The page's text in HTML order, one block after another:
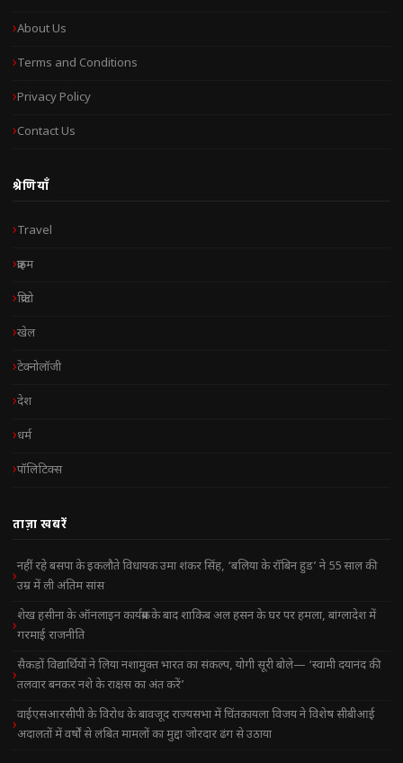
About Us
Terms and Conditions
Privacy Policy
Contact Us
श्रेणियाँ
Travel
क्राइम
क्रिप्टो
खेल
टेक्नोलॉजी
देश
धर्म
पॉलिटिक्स
ताज़ा खबरें
नहीं रहे बसपा के इकलौते विधायक उमा शंकर सिंह, ‘बलिया के रॉबिन हुड’ ने 55 साल की
उम्र में ली अंतिम सांस
शेख हसीना के ऑनलाइन कार्यक्रम के बाद शाकिब अल हसन के घर पर हमला, बांग्लादेश में
गरमाई राजनीति
सैकड़ों विद्यार्थियों ने लिया नशामुक्त भारत का संकल्प, योगी सूरी बोले— ‘स्वामी दयानंद की
तलवार बनकर नशे के राक्षस का अंत करें’
वाईएसआरसीपी के विरोध के बावजूद राज्यसभा में चिंतकायला विजय ने विशेष सीबीआई
अदालतों में वर्षों से लंबित मामलों का मुद्दा जोरदार ढंग से उठाया